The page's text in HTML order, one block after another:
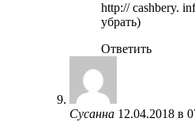
http:// cashbery.
убрать)
Ответить
Сусанна 12.04.2018 в